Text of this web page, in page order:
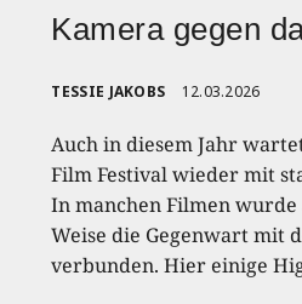
Kamera gegen
TESSIE JAKOBS 12.03.2026
Auch in diesem Jahr
Film Festival wieder mit
In manchen Filmen
Weise die Gegenwart mit
verbunden. Hier einige